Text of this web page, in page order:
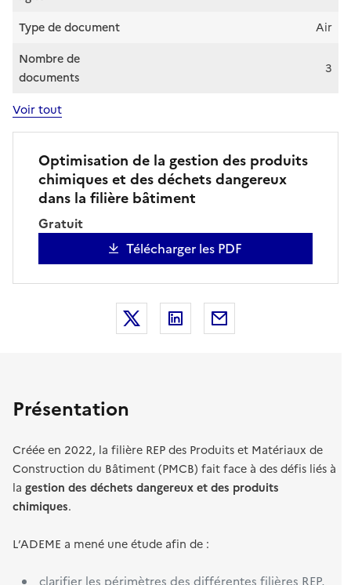
Type de document
Air
Nombre de
documents
3
Voir tout
Optimisation de la gestion des produits
chimiques et des déchets dangereux
dans la filière bâtiment
Gratuit
Télécharger les PDF
Partager la publication sur X
Partager la publication
Présentation
Créée en 2022, la filière REP des Produits et Matériaux de
Construction du Bâtiment (PMCB) fait face à des défis liés à
la gestion des déchets dangereux et des produits
chimiques.
L’ADEME a mené une étude afin de :